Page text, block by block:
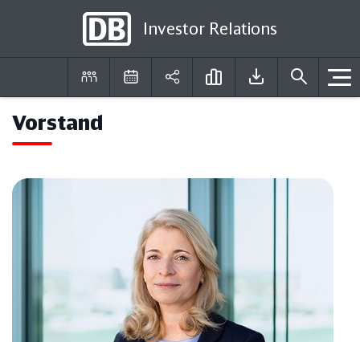
Investor Relations
Vorstand